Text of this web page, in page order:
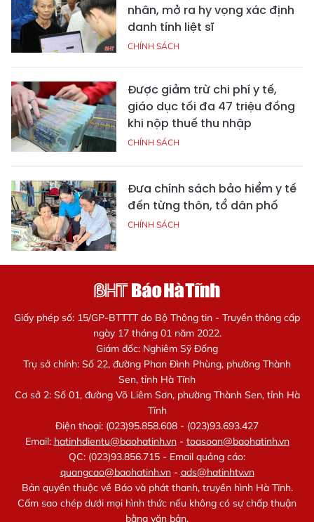
nhân, mở ra hy vọng xác định
danh tính liệt sĩ
CHÍNH SÁCH
Được giảm trừ chi phí y tế,
giáo dục tối đa 47 triệu đồng
khi nộp thuế thu nhập
CHÍNH SÁCH
Đưa chính sách bảo hiểm y tế
đến từng thôn, tổ dân phố
CHÍNH SÁCH
Giấy phép số: 15/GP-BTTTT do Bộ Thông tin - Truyền thông cấp
ngày 17 tháng 01 năm 2022.
Giám đốc: Nghiêm Sỹ Đống
Trụ sở chính: Số 22, đường Phan Đình Phùng, phường Thành
Sen, tỉnh Hà Tĩnh
Cơ sở 2: Số 01, đường Võ Liêm Sơn, phường Thành Sen, tỉnh Hà
Tĩnh
Điện thoại: (023)95.858.608 - (023)93.693.427
Email: hatinhdientu@baohatinh.vn- toasoan@baohatinh.vn
QC: (023)93.856.715 - Email quảng cáo:
quangcao@baohatinh.vn- ads@hatinhtv.vn
Bản quyền thuộc về Báo và phát thanh, truyền hình Hà Tĩnh.
Cấm sao chép dưới mọi hình thức nếu không có sự chấp thuận
bằng văn bản.